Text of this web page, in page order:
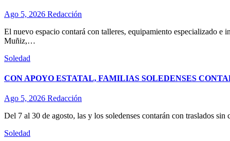
Ago 5, 2026 Redacción
El nuevo espacio contará con talleres, equipamiento especializado
Muñiz,…
Soledad
CON APOYO ESTATAL, FAMILIAS SOLEDENSES
Ago 5, 2026 Redacción
Del 7 al 30 de agosto, las y los soledenses contarán con traslados
Soledad